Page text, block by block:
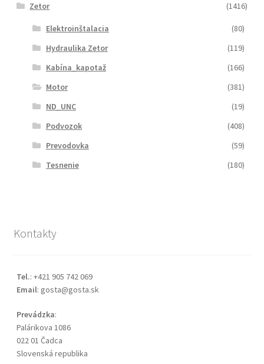
Zetor
(1416)
Elektroinštalacia
(80)
Hydraulika Zetor
(119)
Kabína_kapotaž
(166)
Motor
(381)
ND_UNC
(19)
Podvozok
(408)
Prevodovka
(59)
Tesnenie
(180)
Kontakty
Tel.: +421 905 742 069
Email: gosta@gosta.sk
Prevádzka:
Palárikova 1086
022 01 Čadca
Slovenská republika